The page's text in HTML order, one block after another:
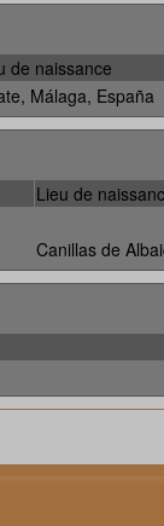
de naissance
Málaga, España
Lieu de
Canillas de